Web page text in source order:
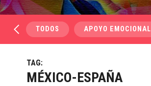
TODOS APOYO EMOCIONAL
TAG:
MÉXICO-ESPAÑA